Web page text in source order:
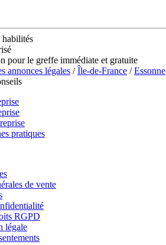
habilités
pour le greffe immédiate et gratuite
annonces légales /Île-de-France /Essonne
pratiques
de vente
RGPD
légale